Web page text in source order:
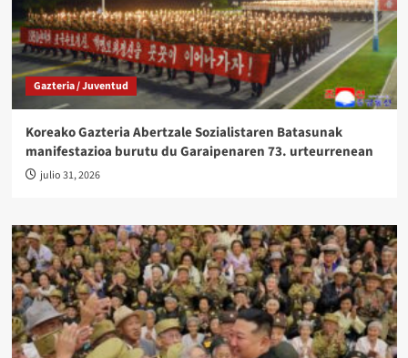
Gazteria / Juventud
Koreako Gazteria Abertzale Sozialistaren Batasunak
manifestazioa burutu du Garaipenaren 73. urteurrenean
julio 31, 2026